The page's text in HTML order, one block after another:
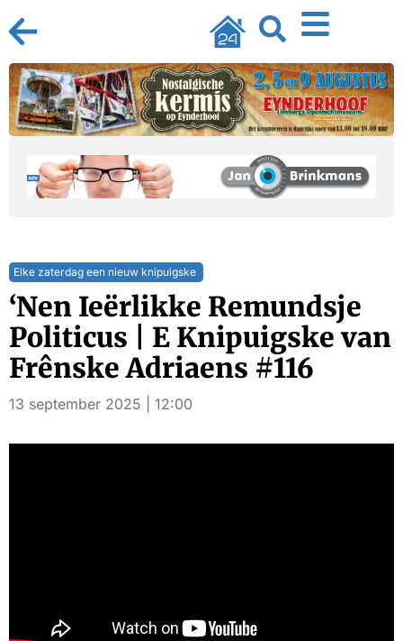
Elke zaterdag een nieuw knipuigske
‘Nen Ieërlikke Remundsje
Politicus | E Knipuigske van
Frênske Adriaens #116
13 september 2025 | 12:00